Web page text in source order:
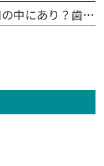
【誤嚥性肺炎を防ぐ】原因は口の中にあり？歯科医が教える予防法